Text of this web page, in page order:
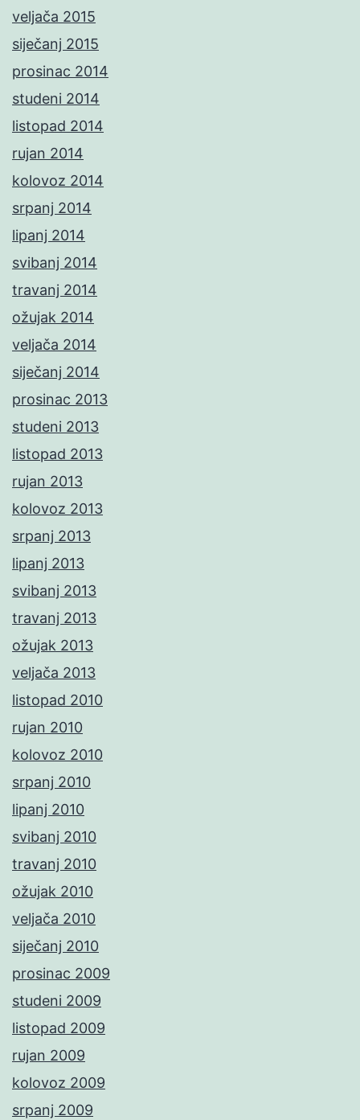
veljača 2015
siječanj 2015
prosinac 2014
studeni 2014
listopad 2014
rujan 2014
kolovoz 2014
srpanj 2014
lipanj 2014
svibanj 2014
travanj 2014
ožujak 2014
veljača 2014
siječanj 2014
prosinac 2013
studeni 2013
listopad 2013
rujan 2013
kolovoz 2013
srpanj 2013
lipanj 2013
svibanj 2013
travanj 2013
ožujak 2013
veljača 2013
listopad 2010
rujan 2010
kolovoz 2010
srpanj 2010
lipanj 2010
svibanj 2010
travanj 2010
ožujak 2010
veljača 2010
siječanj 2010
prosinac 2009
studeni 2009
listopad 2009
rujan 2009
kolovoz 2009
srpanj 2009